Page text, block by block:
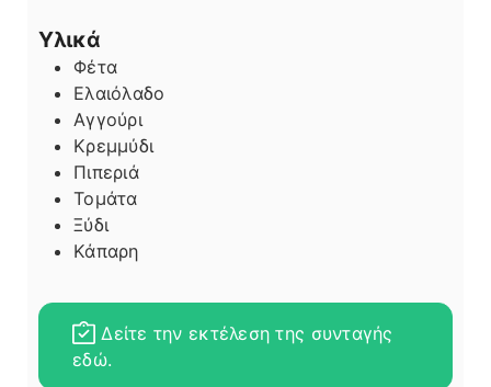
Υλικά
Φέτα
Ελαιόλαδο
Αγγούρι
Κρεμμύδι
Πιπεριά
Τομάτα
Ξύδι
Κάπαρη
Δείτε την εκτέλεση της συνταγής
εδώ.